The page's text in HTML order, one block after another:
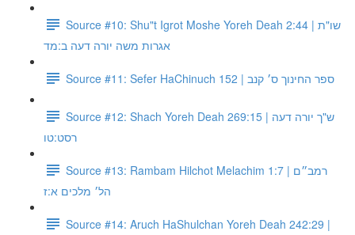
Source #10: Shu"t Igrot Moshe Yoreh Deah 2:44 | שו"ת
אגרות משה יורה דעה ב:מד
Source #11: Sefer HaChinuch 152 | ספר החינוך ס׳ קנב
Source #12: Shach Yoreh Deah 269:15 | ש"ך יורה דעה
רסט:טו
Source #13: Rambam Hilchot Melachim 1:7 | רמב״ם
הל׳ מלכים א:ז
Source #14: Aruch HaShulchan Yoreh Deah 242:29 |